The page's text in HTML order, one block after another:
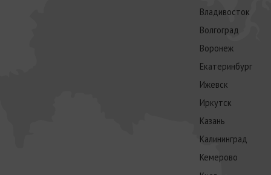
Владивосток
Волгоград
Воронеж
Екатеринбург
Ижевск
Иркутск
Казань
Калининград
Кемерово